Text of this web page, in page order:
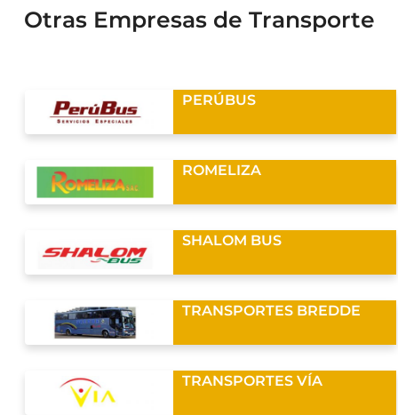
Otras Empresas de Transporte
PERÚBUS
ROMELIZA
SHALOM BUS
TRANSPORTES BREDDE
TRANSPORTES VÍA